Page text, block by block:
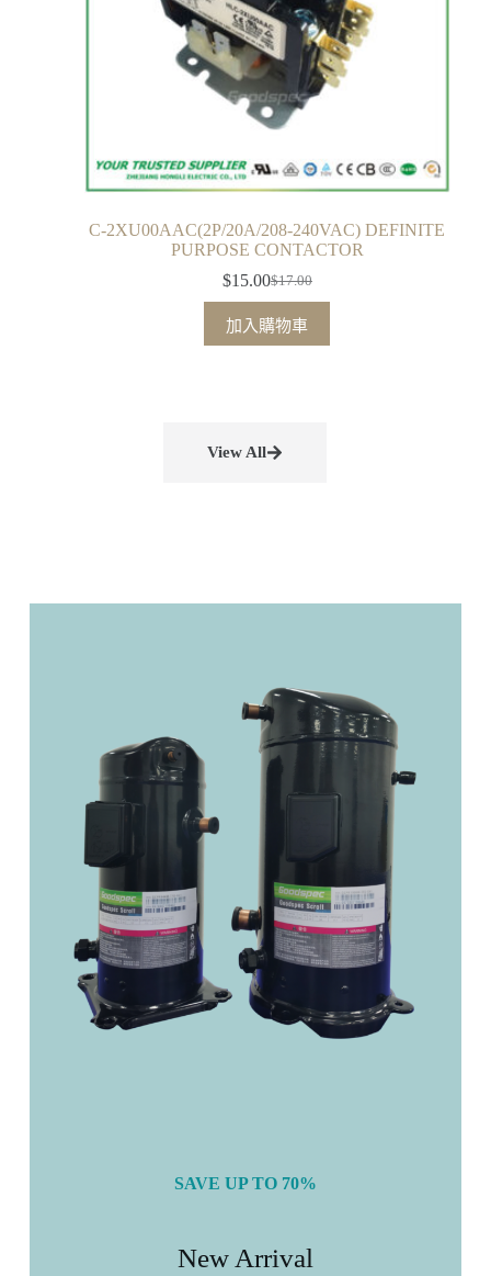
C-2XU00AAC(2P/20A/208-240VAC) DEFINITE
PURPOSE CONTACTOR
$17.00
$15.00
加入購物車
View All
SAVE UP TO 70%
New Arrival